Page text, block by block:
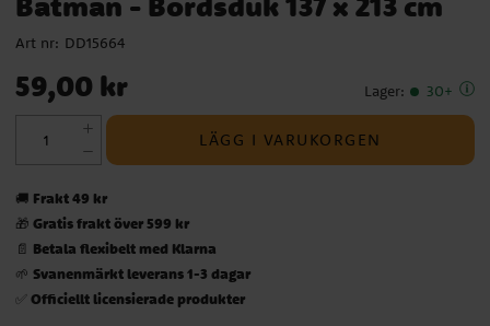
Art nr: DD15664
Pris: 59,00 kr
59,00 kr Lager: 30+
LÄGG I VARUKORGEN
🚚 Frakt 49 kr
🎁 Gratis frakt över 599 kr
📄 Betala flexibelt med Klarna
🌱 Svanenmärkt leverans 1-3 dagar
✅ Officiellt licensierade produkter